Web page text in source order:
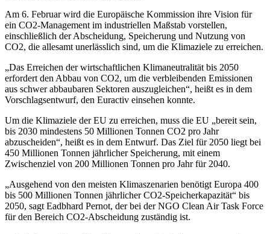
Am 6. Februar wird die Europäische Kommission ihre Vision für
ein CO2-Management im industriellen Maßstab vorstellen,
einschließlich der Abscheidung, Speicherung und Nutzung von
CO2, die allesamt unerlässlich sind, um die Klimaziele zu erreichen.
„Das Erreichen der wirtschaftlichen Klimaneutralität bis 2050
erfordert den Abbau von CO2, um die verbleibenden Emissionen
aus schwer abbaubaren Sektoren auszugleichen“, heißt es in dem
Vorschlagsentwurf, den Euractiv einsehen konnte.
Um die Klimaziele der EU zu erreichen, muss die EU „bereit sein,
bis 2030 mindestens 50 Millionen Tonnen CO2 pro Jahr
abzuscheiden“, heißt es in dem Entwurf. Das Ziel für 2050 liegt bei
450 Millionen Tonnen jährlicher Speicherung, mit einem
Zwischenziel von 200 Millionen Tonnen pro Jahr für 2040.
„Ausgehend von den meisten Klimaszenarien benötigt Europa 400
bis 500 Millionen Tonnen jährlicher CO2-Speicherkapazität“ bis
2050, sagt Eadbhard Pernot, der bei der NGO Clean Air Task Force
für den Bereich CO2-Abscheidung zuständig ist.